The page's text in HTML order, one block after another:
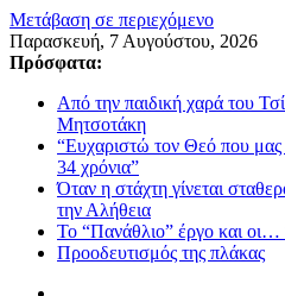
Μετάβαση σε περιεχόμενο
Παρασκευή, 7 Αυγούστου, 2026
Πρόσφατα:
Από την παιδική χαρά του
Μητσοτάκη
“Ευχαριστώ τον Θεό που
34 χρόνια”
Όταν η στάχτη γίνεται
την Αλήθεια
Το “Πανάθλιο” έργο και
Προοδευτισμός της πλάκας